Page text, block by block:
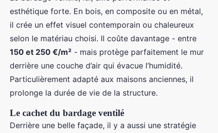
esthétique forte. En bois, en composite ou en métal,
il crée un effet visuel contemporain ou chaleureux
selon le matériau choisi. Il coûte davantage - entre
150 et 250 €/m² - mais protège parfaitement le mur
derrière une couche d’air qui évacue l’humidité.
Particulièrement adapté aux maisons anciennes, il
prolonge la durée de vie de la structure.
Le cachet du bardage ventilé
Derrière une belle façade, il y a aussi une stratégie